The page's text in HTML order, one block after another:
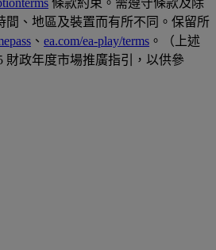
條款約束。需遵守條款及除
間、地區及裝置而有所不同。保留所
、 ea.com/ea-play/terms 。（上述
財政年度市場推廣指引，以供參